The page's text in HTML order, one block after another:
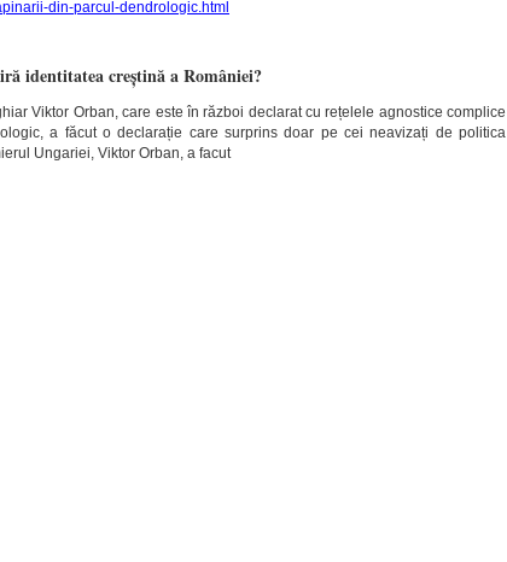
din-parcul-dendrologic.html
identitatea creștină a României?
Viktor Orban, care este în război declarat cu rețelele agnostice complice
a făcut o declarație care surprins doar pe cei neavizați de politica
Ungariei, Viktor Orban, a facut